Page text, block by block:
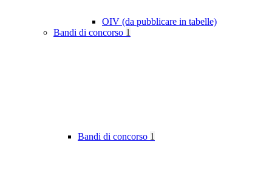
OIV (da pubblicare in tabelle)
Bandi di concorso 1
Bandi di concorso 1